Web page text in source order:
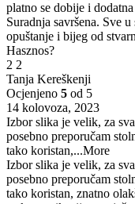
platno se dobije i
Suradnja savršena. Sve
opuštanje i bijeg od
Hasznos?
2 2
Tanja Kereškenji
Ocjenjeno 5 od 5
14 kolovoza, 2023
Izbor slika je velik, za
posebno preporučam
tako koristan,...More
Izbor slika je velik, za
posebno preporučam
tako koristan, znatno